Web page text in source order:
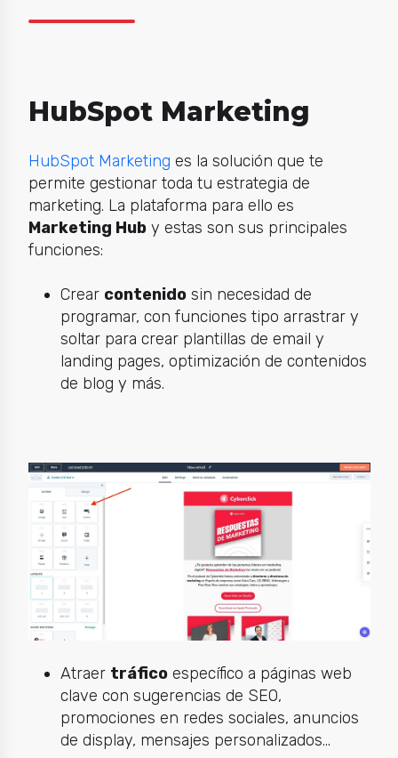
HubSpot Marketing
HubSpot Marketing es la solución que te
permite gestionar toda tu estrategia de
marketing. La plataforma para ello es
Marketing Huby estas son sus principales
funciones:
Crear contenidosin necesidad de
programar, con funciones tipo arrastrar y
soltar para crear plantillas de email y
landing pages, optimización de contenidos
de blog y más.
Atraer tráficoespecífico a páginas web
clave con sugerencias de SEO,
promociones en redes sociales, anuncios
de display, mensajes personalizados...